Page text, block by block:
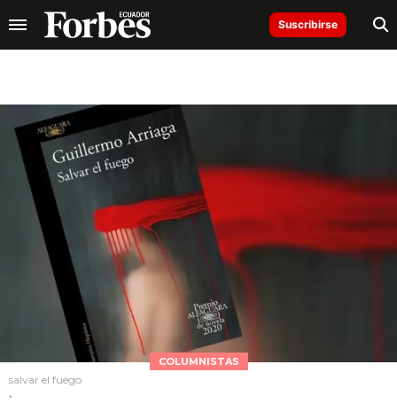
Suscribirse
COLUMNISTAS
salvar el fuego
.